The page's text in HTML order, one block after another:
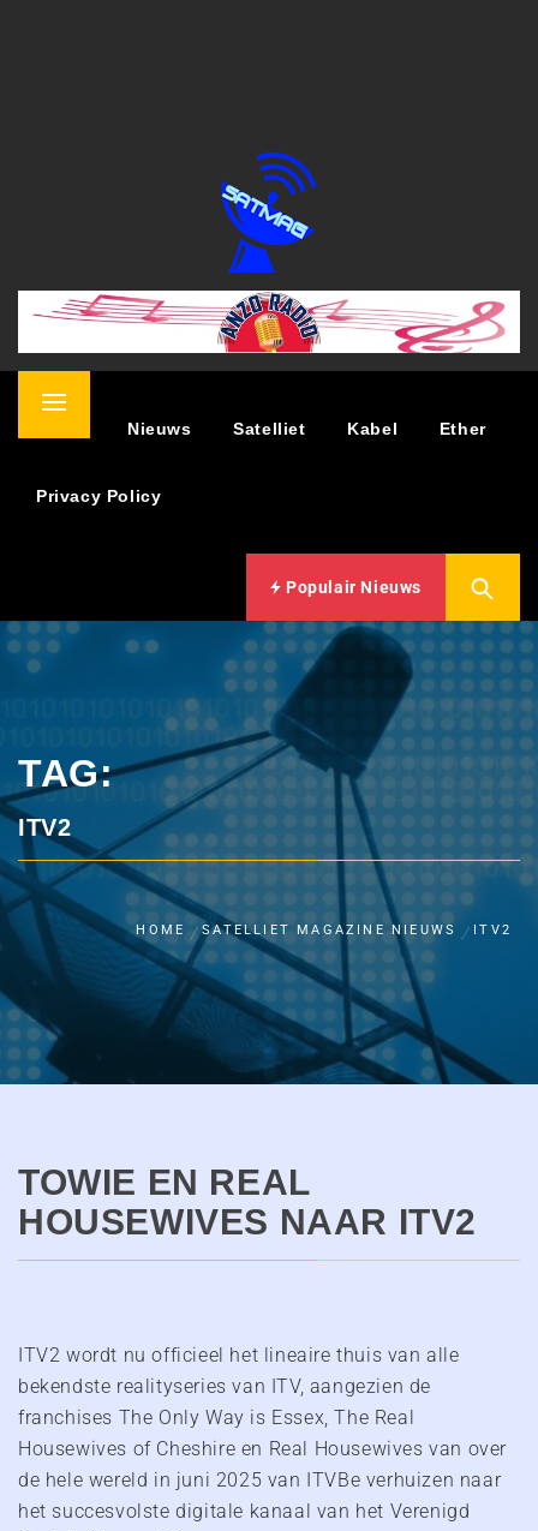
SATELLIET MAGAZINE
NIEUWS OVER TV KIJKEN VIA SATELLIET
Primary
Nieuws Satelliet Kabel Ether
Privacy Policy
Populair Nieuws
TAG:
ITV2
HOME SATELLIET MAGAZINE NIEUWS ITV2
TOWIE EN REAL
HOUSEWIVES NAAR ITV2
ITV2 wordt nu officieel het lineaire thuis van alle
bekendste realityseries van ITV, aangezien de
franchises The Only Way is Essex, The Real
Housewives of Cheshire en Real Housewives van over
de hele wereld in juni 2025 van ITVBe verhuizen naar
het succesvolste digitale kanaal van het Verenigd